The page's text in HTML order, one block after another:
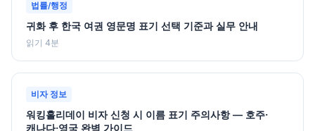
법률/행정
귀화 후 한국 여권 영문명 표기 선택 기준과 실무 안내
읽기 4분
비자 정보
워킹홀리데이 비자 신청 시 이름 표기 주의사항 — 호주·
캐나다·영국 완벽 가이드